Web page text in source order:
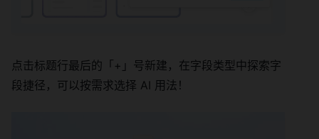
点击标题行最后的「+」号新建，在字段类型中探索字
段捷径，可以按需求选择 AI 用法！